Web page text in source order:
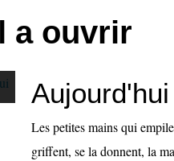
a ouvrir
Aujourd'hui
Les petites mains qui
griffent, se la donnent, la